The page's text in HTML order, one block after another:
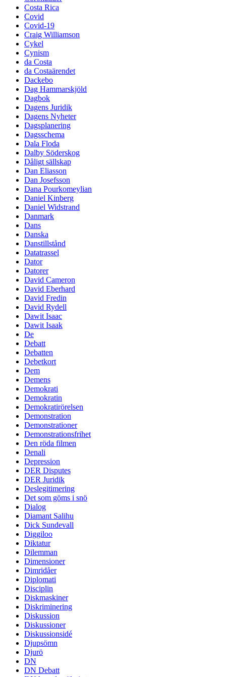
Costa Rica
Covid
Covid-19
Craig Williamson
Cykel
Cynism
da Costa
da Costaärendet
Dackebo
Dag Hammarskjöld
Dagbok
Dagens Juridik
Dagens Nyheter
Dagsplanering
Dagsschema
Dala Floda
Dalby Söderskog
Dåligt sällskap
Dan Eliasson
Dan Josefsson
Dana Pourkomeylian
Daniel Kinberg
Daniel Widstrand
Danmark
Dans
Danska
Danstillstånd
Datatrassel
Dator
Datorer
David Cameron
David Eberhard
David Fredin
David Rydell
Dawit Isaac
Dawit Isaak
De
Debatt
Debatten
Debetkort
Dem
Demens
Demokrati
Demokratin
Demokratirörelsen
Demonstration
Demonstrationer
Demonstrationsfrihet
Den röda filmen
Denali
Depression
DER Disputes
DER Juridik
Deslegitimering
Det som göms i snö
Dialog
Diamant Salihu
Dick Sundevall
Diggiloo
Diktatur
Dilemman
Dimensioner
Dimridåer
Diplomati
Disciplin
Diskmaskiner
Diskriminering
Diskussion
Diskussioner
Diskussionsidé
Djupsömn
Djurö
DN
DN Debatt